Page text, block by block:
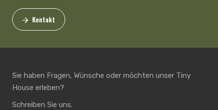
Kontakt
Sie haben Fragen, Wünsche oder möchten unser Tiny
House erleben?
Schreiben Sie uns.